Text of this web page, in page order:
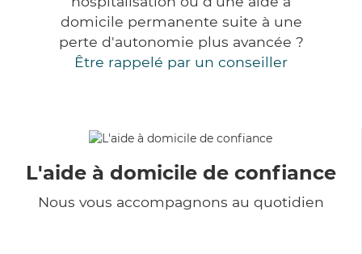
domicile permanente suite à une
perte d'autonomie plus avancée ?
Être rappelé par un conseiller
L'aide à domicile de confiance
Nous vous accompagnons au quotidien